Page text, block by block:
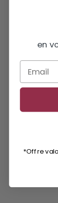
en
*Offre